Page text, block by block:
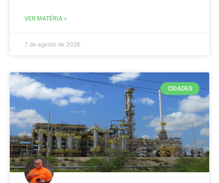
VER MATÉRIA »
7 de agosto de 2026
CIDADES